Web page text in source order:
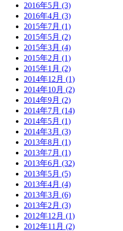
2016年5月 (3)
2016年4月 (3)
2015年7月 (1)
2015年5月 (2)
2015年3月 (4)
2015年2月 (1)
2015年1月 (2)
2014年12月 (1)
2014年10月 (2)
2014年9月 (2)
2014年7月 (14)
2014年5月 (1)
2014年3月 (3)
2013年8月 (1)
2013年7月 (1)
2013年6月 (32)
2013年5月 (5)
2013年4月 (4)
2013年3月 (6)
2013年2月 (3)
2012年12月 (1)
2012年11月 (2)